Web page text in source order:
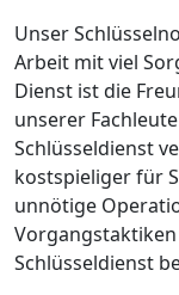
Unser
Arbeit mit viel
Dienst ist die
unserer
Schlüsseldienst
kostspieliger für
unnötige
Schlüsseldienst